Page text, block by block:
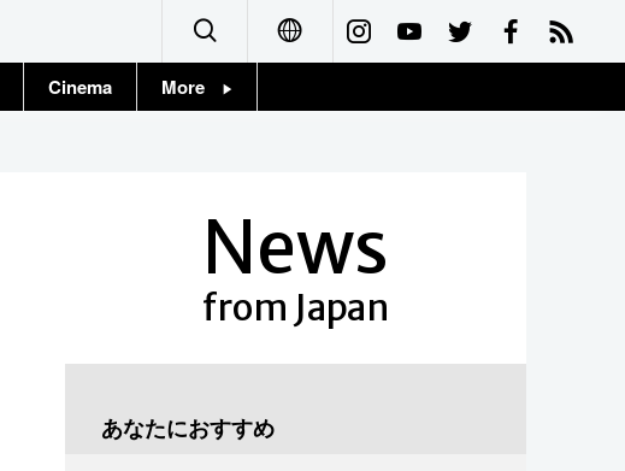
Français
Cinema More
News
from Japan
あなたにおすすめ